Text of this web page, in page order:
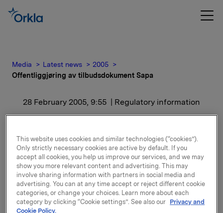
Media Latest news
2005
Offentliggjøring av tilbudsdokument Sapa
28 February 2005, 9:55 | Regulatory information
tilbudsdokument Sapa
Tilbudsdokumentet for tilbudet er nå registrert hos
Finansinspektionen i Sverige og er tilgjengelig på
Orklas hjemmesider, www.orkla.no. Tilbudsperioden
er fra og med 2. mars 2005 til og med 22. mars 2005.
This website uses cookies and similar technologies (“cookies”).
Only strictly necessary cookies are active by default. If you
accept all cookies, you help us improve our services, and we may
show you more relevant content and advertising. This may
involve sharing information with partners in social media and
advertising. You can at any time accept or reject different cookie
categories, or change your choices. Learn more about each
category by clicking “Cookie settings”. See also our Privacy and
Cookie Policy.